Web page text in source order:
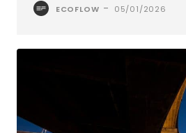
ECOFLOW - 05/01/2026